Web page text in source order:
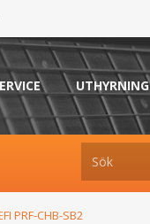
UTHYRNING
PRF-CHB-SB2